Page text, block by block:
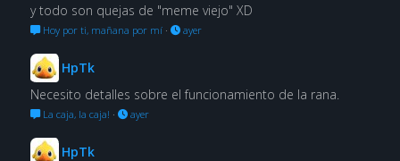
y todo son quejas de "meme viejo" XD
Hoy por ti, mañana por mí· ayer
HpTk
Necesito detalles sobre el funcionamiento de la rana.
La caja, la caja! · ayer
HpTk